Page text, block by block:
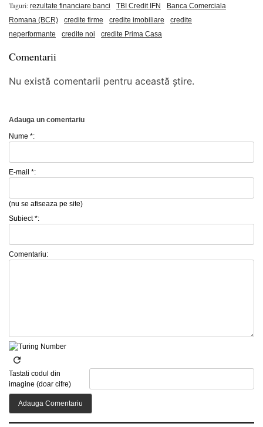
Taguri: rezultate financiare banci TBI Credit IFN
Banca Comerciala
Romana (BCR)
credite firme credite imobiliare
credite
neperformante
credite noi credite Prima Casa
Comentarii
Nu există comentarii pentru această știre.
Adauga un comentariu
Nume *:
E-mail *:
(nu se afiseaza pe site)
Subiect *:
Comentariu:
Tastati codul din
imagine (doar cifre)